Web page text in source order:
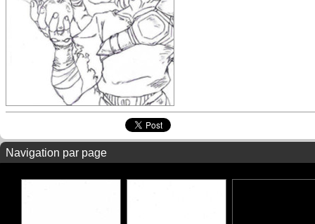
Navigation par page